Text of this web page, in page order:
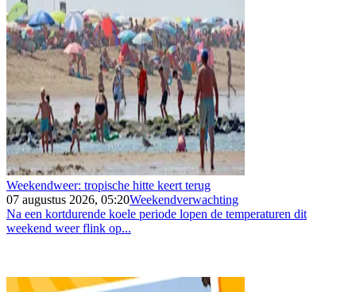
Weekendweer: tropische hitte keert terug
07 augustus 2026, 05:20Weekendverwachting
Na een kortdurende koele periode lopen de temperaturen dit
weekend weer flink op...